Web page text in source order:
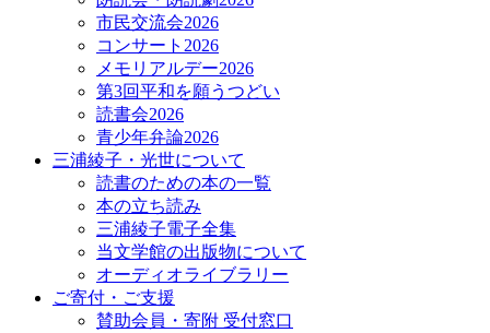
市民交流会2026
コンサート2026
メモリアルデー2026
第3回平和を願うつどい
読書会2026
青少年弁論2026
三浦綾子・光世について
読書のための本の一覧
本の立ち読み
三浦綾子電子全集
当文学館の出版物について
オーディオライブラリー
ご寄付・ご支援
賛助会員・寄附 受付窓口